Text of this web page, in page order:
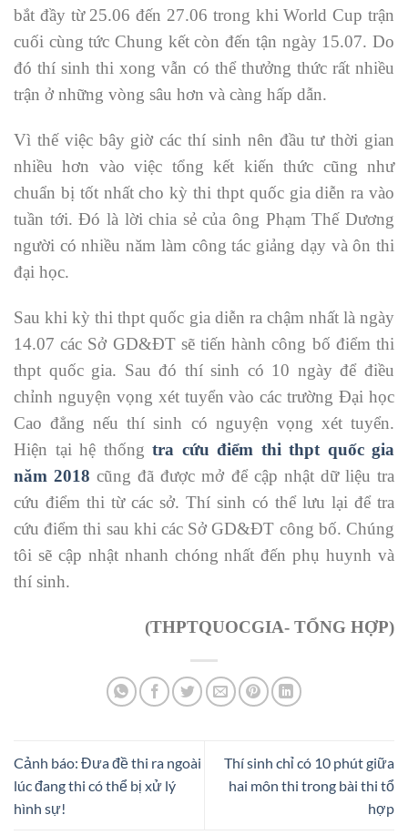
bắt đầy từ 25.06 đến 27.06 trong khi World Cup trận
cuối cùng tức Chung kết còn đến tận ngày 15.07. Do
đó thí sinh thi xong vẫn có thể thưởng thức rất nhiều
trận ở những vòng sâu hơn và càng hấp dẫn.
Vì thế việc bây giờ các thí sinh nên đầu tư thời gian
nhiều hơn vào việc tổng kết kiến thức cũng như
chuẩn bị tốt nhất cho kỳ thi thpt quốc gia diễn ra vào
tuần tới. Đó là lời chia sẻ của ông Phạm Thế Dương
người có nhiều năm làm công tác giảng dạy và ôn thi
đại học.
Sau khi kỳ thi thpt quốc gia diễn ra chậm nhất là ngày
14.07 các Sở GD&ĐT sẽ tiến hành công bố điểm thi
thpt quốc gia. Sau đó thí sinh có 10 ngày để điều
chỉnh nguyện vọng xét tuyển vào các trường Đại học
Cao đẳng nếu thí sinh có nguyện vọng xét tuyển.
Hiện tại hệ thống tra cứu điểm thi thpt quốc gia
năm 2018 cũng đã được mở để cập nhật dữ liệu tra
cứu điểm thi từ các sở. Thí sinh có thể lưu lại để tra
cứu điểm thi sau khi các Sở GD&ĐT công bố. Chúng
tôi sẽ cập nhật nhanh chóng nhất đến phụ huynh và
thí sinh.
(THPTQUOCGIA- TỔNG HỢP)
Cảnh báo: Đưa đề thi ra ngoài
lúc đang thi có thể bị xử lý
hình sự!
Thí sinh chỉ có 10 phút giữa
hai môn thi trong bài thi tổ
hợp